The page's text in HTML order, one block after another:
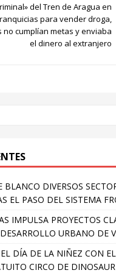
del Tren de Aragua en
para vender droga,
cumplían metas y enviaba
el dinero al extranjero
BLANCO DIVERSOS
EL PASO DEL SISTEMA
IMPULSA PROYECTOS
URBANO DE
DÍA DE LA NIÑEZ CON EL
CIRCO DE